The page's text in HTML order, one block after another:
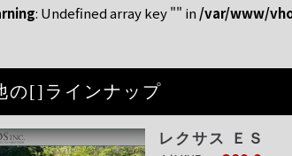
: Undefined array key "" in /var/www/
の[]ラインナップ
レクサス ＥＳ